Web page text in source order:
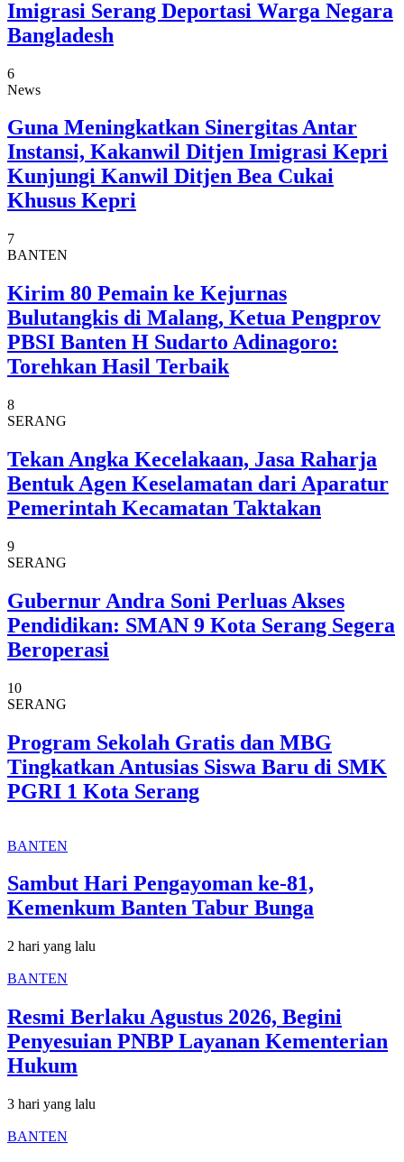
Imigrasi Serang Deportasi Warga Negara
Bangladesh
6
News
Guna Meningkatkan Sinergitas Antar
Instansi, Kakanwil Ditjen Imigrasi Kepri
Kunjungi Kanwil Ditjen Bea Cukai
Khusus Kepri
7
BANTEN
Kirim 80 Pemain ke Kejurnas
Bulutangkis di Malang, Ketua Pengprov
PBSI Banten H Sudarto Adinagoro:
Torehkan Hasil Terbaik
8
SERANG
Tekan Angka Kecelakaan, Jasa Raharja
Bentuk Agen Keselamatan dari Aparatur
Pemerintah Kecamatan Taktakan
9
SERANG
Gubernur Andra Soni Perluas Akses
Pendidikan: SMAN 9 Kota Serang Segera
Beroperasi
10
SERANG
Program Sekolah Gratis dan MBG
Tingkatkan Antusias Siswa Baru di SMK
PGRI 1 Kota Serang
BANTEN
Sambut Hari Pengayoman ke-81,
Kemenkum Banten Tabur Bunga
2 hari yang lalu
BANTEN
Resmi Berlaku Agustus 2026, Begini
Penyesuian PNBP Layanan Kementerian
Hukum
3 hari yang lalu
BANTEN